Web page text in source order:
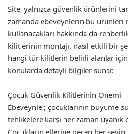
Site, yalnızca güvenlik ürünlerini
zamanda ebeveynlerin bu ürünleri
kullanacakları hakkında da
kilitlerinin montajı, nasıl etkili bir
hangi tür kilitlerin belirli alanlar
konularda detaylı bilgiler sunar.
Çocuk Güvenlik Kilitlerinin Önemi
Ebeveynler, çocuklarının büyüme
tehlikelere karşı her zaman uyanık
Çocukların ellerine geçen her